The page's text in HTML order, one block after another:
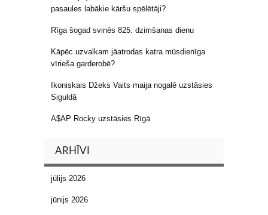
pasaules labākie kāršu spēlētāji?
Rīga šogad svinēs 825. dzimšanas dienu
Kāpēc uzvalkam jāatrodas katra mūsdienīga
vīrieša garderobē?
Ikoniskais Džeks Vaits maija nogalē uzstāsies
Siguldā
A$AP Rocky uzstāsies Rīgā
ARHĪVI
jūlijs 2026
jūnijs 2026